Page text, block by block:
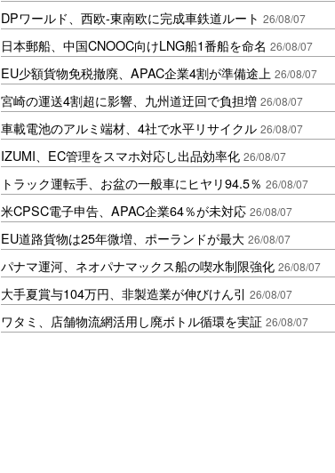
DPワールド、西欧-東南欧に完成車鉄道ルート 26/08/07
日本郵船、中国CNOOC向けLNG船1番船を命名 26/08/07
EU少額貨物免税撤廃、APAC企業4割が準備途上 26/08/07
宮崎の運送4割超に影響、九州道迂回で負担増 26/08/07
車載電池のアルミ端材、4社で水平リサイクル 26/08/07
IZUMI、EC管理をスマホ対応し出品効率化 26/08/07
トラック運転手、お盆の一般車にヒヤリ94.5％ 26/08/07
米CPSC電子申告、APAC企業64％が未対応 26/08/07
EU道路貨物は25年微増、ポーランドが最大 26/08/07
パナマ運河、ネオパナマックス船の喫水制限強化 26/08/07
大手夏賞与104万円、非製造業が伸びけん引 26/08/07
ワタミ、店舗物流網活用し廃ボトル循環を実証 26/08/07